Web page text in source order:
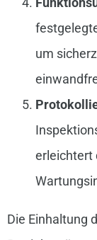
um
erleichtert
Die Einhaltung